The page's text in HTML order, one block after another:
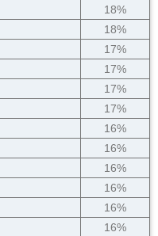
18%
18%
17%
17%
17%
17%
16%
16%
16%
16%
16%
16%